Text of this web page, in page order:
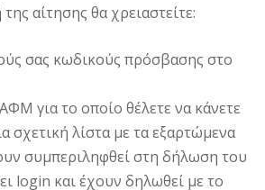
αίτησης θα χρειαστείτε:
σας κωδικούς πρόσβασης στο
για το οποίο θέλετε να κάνετε
σχετική λίστα με τα εξαρτώμενα
συμπεριληφθεί στη δήλωση του
login και έχουν δηλωθεί με το